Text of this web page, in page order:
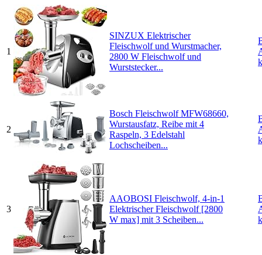
1
SINZUX Elektrischer
Fleischwolf und Wurstmacher,
2800 W Fleischwolf und
Wurststecker...
2
Bosch Fleischwolf MFW68660,
Wurstausfatz, Reibe mit 4
Raspeln, 3 Edelstahl
Lochscheiben...
3
AAOBOSI Fleischwolf, 4-in-1
Elektrischer Fleischwolf [2800
W max] mit 3 Scheiben...